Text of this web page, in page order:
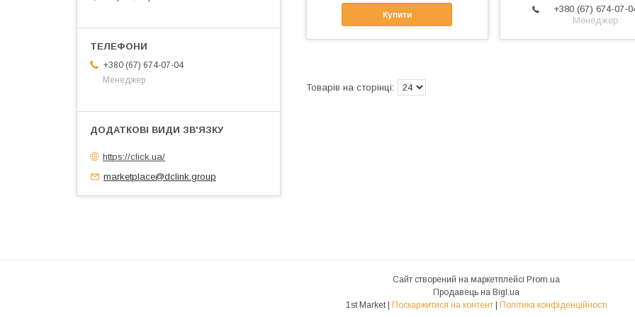
Купити
+380 (67) 674-07-
Менеджер
+380 (67) 674-07-04
Менеджер
https://click.ua/
marketplace@dclink.group
Сайт створений на маркетплейсі Prom.ua
Продавець на Bigl.ua
1st Market | Поскаржитися на контент | Політика конфіденційності